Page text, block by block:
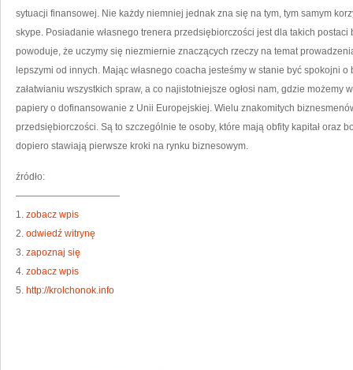
sytuacji finansowej. Nie każdy niemniej jednak zna się na tym, tym samym
skype. Posiadanie własnego trenera przedsiębiorczości jest dla takich
powoduje, że uczymy się niezmiernie znaczących rzeczy na temat
lepszymi od innych. Mając własnego coacha jesteśmy w stanie być spokojni
załatwianiu wszystkich spraw, a co najistotniejsze ogłosi nam, gdzie możemy
papiery o dofinansowanie z Unii Europejskiej. Wielu znakomitych
przedsiębiorczości. Są to szczególnie te osoby, które mają obfity kapitał oraz
dopiero stawiają pierwsze kroki na rynku biznesowym.
źródło:
———————————
1. zobacz wpis
2. odwiedź witrynę
3. zapoznaj się
4. zobacz wpis
5. http://krolchonok.info